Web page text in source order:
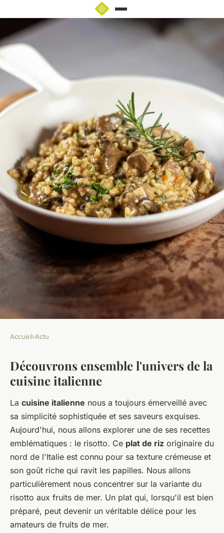
Comment préparer un risotto
aux fruits de mer avec une
texture crémeuse?
30 mai 2024 5 min de lecture
Accueil›Actu
Découvrons ensemble l'univers de la
cuisine italienne
La cuisine italienne nous a toujours émerveillé avec
sa simplicité sophistiquée et ses saveurs exquises.
Aujourd'hui, nous allons explorer une de ses recettes
emblématiques : le risotto. Ce plat de riz originaire du
nord de l'Italie est connu pour sa texture crémeuse et
son goût riche qui ravit les papilles. Nous allons
particulièrement nous concentrer sur la variante du
risotto aux fruits de mer. Un plat qui, lorsqu'il est bien
préparé, peut devenir un véritable délice pour les
amateurs de fruits de mer.